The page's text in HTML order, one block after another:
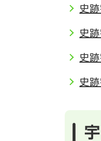
史
史
史
史